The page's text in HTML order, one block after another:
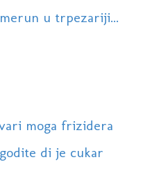
u trpezariji...
moga frizidera
di je cukar